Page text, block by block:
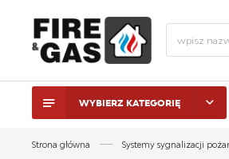
WYBIERZ KATEGORIĘ
Strona główna Systemy sygnalizacji